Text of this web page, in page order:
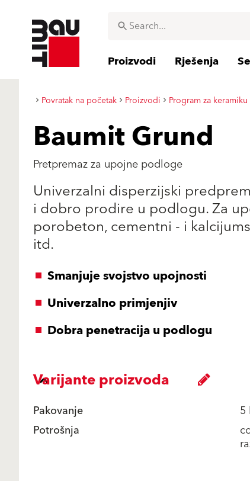
Proizvodi Rješenja
Povratak na početak Proizvodi Program za keramiku
Baumit Grund
Pretpremaz za upojne podloge
Univerzalni disperzijski
i dobro prodire u podlogu. Za
porobeton, cementni - i
itd.
Smanjuje svojstvo upojnosti
Univerzalno primjenjiv
Dobra penetracija u podlogu
Varijante proizvoda
Pakovanje
5
Potrošnja